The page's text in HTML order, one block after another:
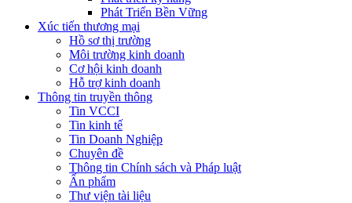
Phát Triển Bền Vững
Xúc tiến thương mại
Hồ sơ thị trường
Môi trường kinh doanh
Cơ hội kinh doanh
Hỗ trợ kinh doanh
Thông tin truyền thông
Tin VCCI
Tin kinh tế
Tin Doanh Nghiệp
Chuyên đề
Thông tin Chính sách và Pháp luật
Ấn phẩm
Thư viện tài liệu